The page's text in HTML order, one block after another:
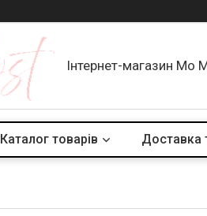
Інтернет-магазин Mo
Каталог товарів Доставка